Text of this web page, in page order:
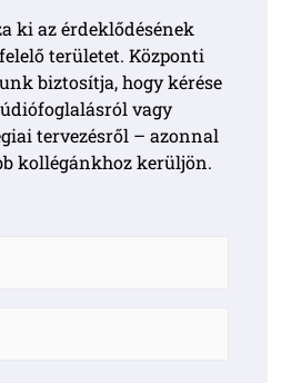
ki az érdeklődésének
területet. Központi
biztosítja, hogy kérése
vagy
tervezésről – azonnal
kollégánkhoz kerüljön.